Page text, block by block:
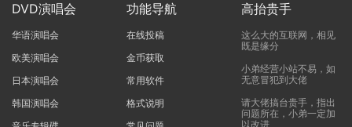
DVD演唱会
华语演唱会
欧美演唱会
日本演唱会
韩国演唱会
功能导航
在线投稿
金币获取
常用软件
格式说明
高抬贵手
这么大的互联网，相见
既是缘分
小弟经营小站不易，如
无意冒犯到大佬
请大佬搞台贵手，指出
问题所在，小弟一定加
以改进